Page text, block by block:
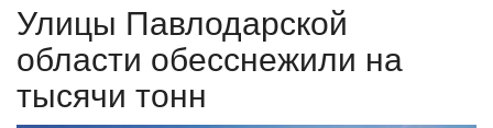
ПАВЛОДАРСКАЯ ОБЛАСТЬ
КАЗАХСТАН
Улицы Павлодарской
области обесснежили на
тысячи тонн